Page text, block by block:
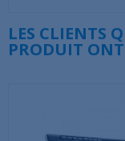
LES CLIENTS
PRODUIT